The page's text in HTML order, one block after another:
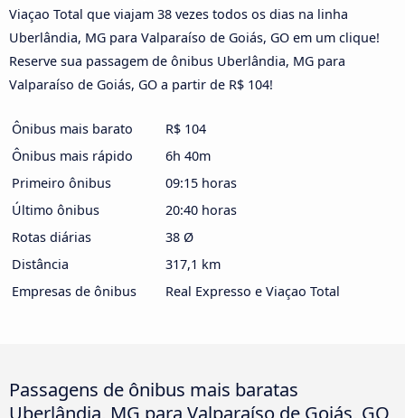
Viaçao Total que viajam 38 vezes todos os dias na linha
Uberlândia, MG para Valparaíso de Goiás, GO em um clique!
Reserve sua passagem de ônibus Uberlândia, MG para
Valparaíso de Goiás, GO a partir de R$ 104!
Ônibus mais barato
R$ 104
Ônibus mais rápido
6h 40m
Primeiro ônibus
09:15 horas
Último ônibus
20:40 horas
Rotas diárias
38 Ø
Distância
317,1 km
Empresas de ônibus
Real Expresso e Viaçao Total
Passagens de ônibus mais baratas
Uberlândia, MG para Valparaíso de Goiás, GO